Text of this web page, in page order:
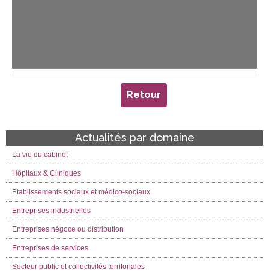
Retour
Actualités par domaine
La vie du cabinet
Hôpitaux & Cliniques
Etablissements sociaux et médico-sociaux
Entreprises industrielles
Entreprises négoce ou distribution
Entreprises de services
Secteur public et collectivités territoriales